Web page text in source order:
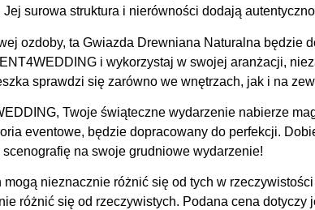
surowa struktura i nierówności dodają
ozdoby, ta Gwiazda Drewniana Naturalna będzie
i wykorzystaj w swojej aranżacji,
sprawdzi się zarówno we wnętrzach, jak i na
Twoje świąteczne wydarzenie nabierze
eventowe, będzie dopracowany do perfekcji.
na swoje grudniowe wydarzenie!
nieznacznie różnić się od tych w
różnić się od rzeczywistych. Podana cena dotyczy